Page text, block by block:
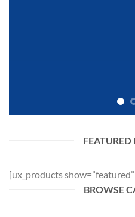
FEATURED
[ux_products
BROWSE